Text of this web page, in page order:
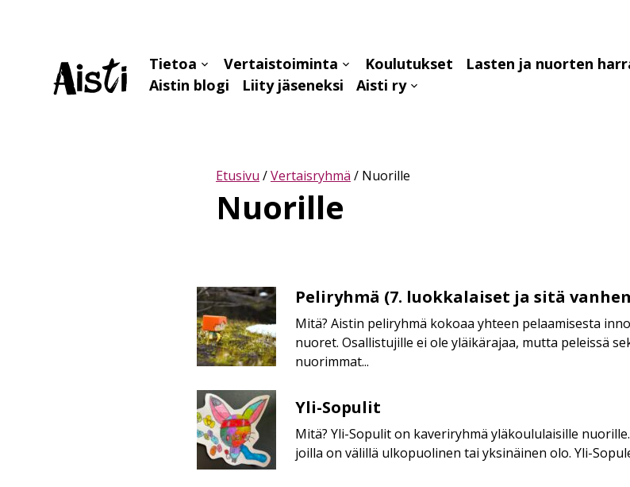
Tietoa
Avaa
alavalikko
Vertaistoiminta
Avaa
Koulutukset Lasten ja nuorten
Aistin blogi
Liity jäseneksi Aisti ry
Etusivu /Vertaisryhmä / Nuorille
Nuorille
Peliryhmä
(7.
luokkalaiset
ja
sitä
vanhemmat)
Peliryhmä (7. luokkalaiset ja sitä
Mitä? Aistin peliryhmä kokoaa yhteen pelaamisesta
nuoret. Osallistujille ei ole yläikärajaa, mutta peleissä
nuorimmat...
Yli-
Sopulit
Yli-Sopulit
Mitä? Yli-Sopulit on kaveriryhmä yläkoululaisille
joilla on välillä ulkopuolinen tai yksinäinen olo. Yli-